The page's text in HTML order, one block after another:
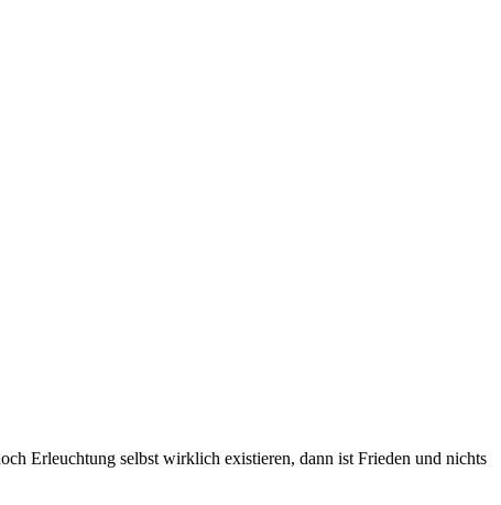
Erleuchtung selbst wirklich existieren, dann ist Frieden und nichts